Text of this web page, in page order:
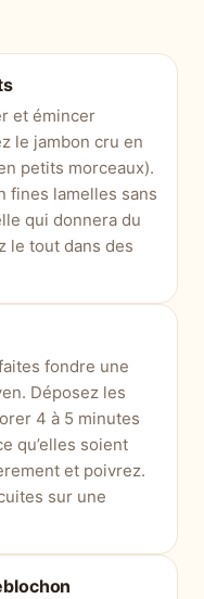
et émincer
le jambon cru en
petits morceaux).
fines lamelles sans
qui donnera du
le tout dans des
fondre une
Déposez les
4 à 5 minutes
qu’elles soient
et poivrez.
sur une